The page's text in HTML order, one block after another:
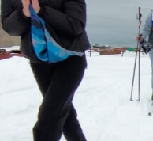
пунктов России,